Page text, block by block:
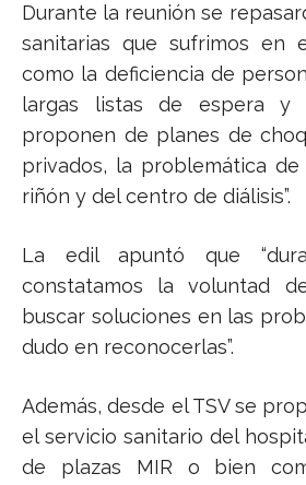
Durante la reunión se
sanitarias que sufrimos en
como la deficiencia de
largas listas de espera y
proponen de planes de
privados, la problemática
riñón y del centro de diálisis”.
La edil apuntó que
constatamos la voluntad
buscar soluciones en las
dudo en reconocerlas”.
Además, desde el TSV se
el servicio sanitario del
de plazas MIR o bien